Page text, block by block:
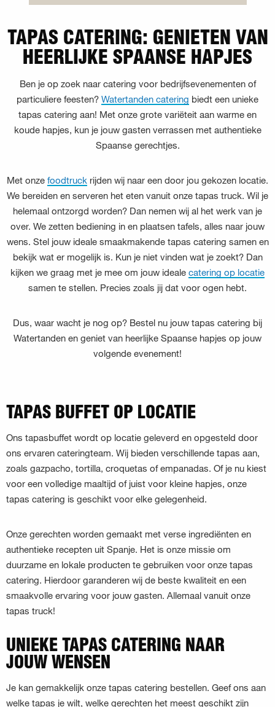
TAPAS CATERING: GENIETEN VAN
HEERLIJKE SPAANSE HAPJES
Ben je op zoek naar catering voor bedrijfsevenementen of
particuliere feesten? Watertanden catering biedt een unieke
tapas catering aan! Met onze grote variëteit aan warme en
koude hapjes, kun je jouw gasten verrassen met authentieke
Spaanse gerechtjes.
Met onze foodtruck rijden wij naar een door jou gekozen locatie.
We bereiden en serveren het eten vanuit onze tapas truck. Wil je
helemaal ontzorgd worden? Dan nemen wij al het werk van je
over. We zetten bediening in en plaatsen tafels, alles naar jouw
wens. Stel jouw ideale smaakmakende tapas catering samen en
bekijk wat er mogelijk is. Kun je niet vinden wat je zoekt? Dan
kijken we graag met je mee om jouw ideale catering op locatie
samen te stellen. Precies zoals jij dat voor ogen hebt.
Dus, waar wacht je nog op? Bestel nu jouw tapas catering bij
Watertanden en geniet van heerlijke Spaanse hapjes op jouw
volgende evenement!
TAPAS BUFFET OP LOCATIE
Ons tapasbuffet wordt op locatie geleverd en opgesteld door
ons ervaren cateringteam. Wij bieden verschillende tapas aan,
zoals gazpacho, tortilla, croquetas of empanadas. Of je nu kiest
voor een volledige maaltijd of juist voor kleine hapjes, onze
tapas catering is geschikt voor elke gelegenheid.
Onze gerechten worden gemaakt met verse ingrediënten en
authentieke recepten uit Spanje. Het is onze missie om
duurzame en lokale producten te gebruiken voor onze tapas
catering. Hierdoor garanderen wij de beste kwaliteit en een
smaakvolle ervaring voor jouw gasten. Allemaal vanuit onze
tapas truck!
UNIEKE TAPAS CATERING NAAR
JOUW WENSEN
Je kan gemakkelijk onze tapas catering bestellen. Geef ons aan
welke tapas je wilt, welke gerechten het meest geschikt zijn